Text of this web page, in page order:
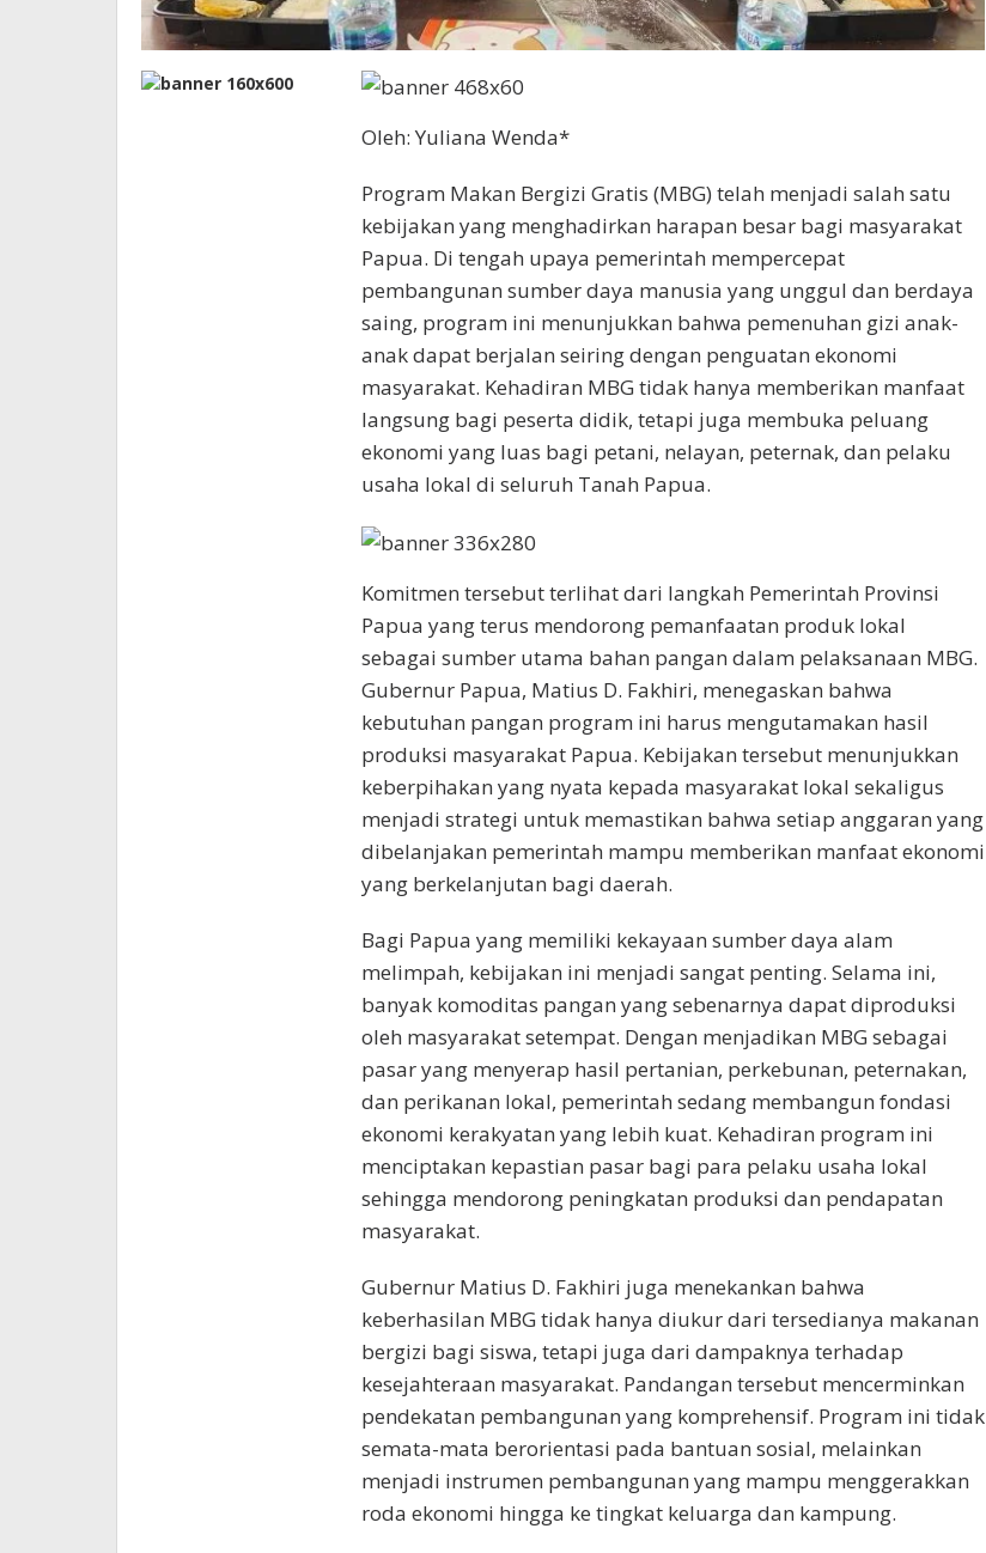
Oleh: Yuliana Wenda*
Program Makan Bergizi Gratis (MBG) telah menjadi salah satu
kebijakan yang menghadirkan harapan besar bagi masyarakat
Papua. Di tengah upaya pemerintah mempercepat
pembangunan sumber daya manusia yang unggul dan berdaya
saing, program ini menunjukkan bahwa pemenuhan gizi anak-
anak dapat berjalan seiring dengan penguatan ekonomi
masyarakat. Kehadiran MBG tidak hanya memberikan manfaat
langsung bagi peserta didik, tetapi juga membuka peluang
ekonomi yang luas bagi petani, nelayan, peternak, dan pelaku
usaha lokal di seluruh Tanah Papua.
Komitmen tersebut terlihat dari langkah Pemerintah Provinsi
Papua yang terus mendorong pemanfaatan produk lokal
sebagai sumber utama bahan pangan dalam pelaksanaan MBG.
Gubernur Papua, Matius D. Fakhiri, menegaskan bahwa
kebutuhan pangan program ini harus mengutamakan hasil
produksi masyarakat Papua. Kebijakan tersebut menunjukkan
keberpihakan yang nyata kepada masyarakat lokal sekaligus
menjadi strategi untuk memastikan bahwa setiap anggaran yang
dibelanjakan pemerintah mampu memberikan manfaat ekonomi
yang berkelanjutan bagi daerah.
Bagi Papua yang memiliki kekayaan sumber daya alam
melimpah, kebijakan ini menjadi sangat penting. Selama ini,
banyak komoditas pangan yang sebenarnya dapat diproduksi
oleh masyarakat setempat. Dengan menjadikan MBG sebagai
pasar yang menyerap hasil pertanian, perkebunan, peternakan,
dan perikanan lokal, pemerintah sedang membangun fondasi
ekonomi kerakyatan yang lebih kuat. Kehadiran program ini
menciptakan kepastian pasar bagi para pelaku usaha lokal
sehingga mendorong peningkatan produksi dan pendapatan
masyarakat.
Gubernur Matius D. Fakhiri juga menekankan bahwa
keberhasilan MBG tidak hanya diukur dari tersedianya makanan
bergizi bagi siswa, tetapi juga dari dampaknya terhadap
kesejahteraan masyarakat. Pandangan tersebut mencerminkan
pendekatan pembangunan yang komprehensif. Program ini tidak
semata-mata berorientasi pada bantuan sosial, melainkan
menjadi instrumen pembangunan yang mampu menggerakkan
roda ekonomi hingga ke tingkat keluarga dan kampung.